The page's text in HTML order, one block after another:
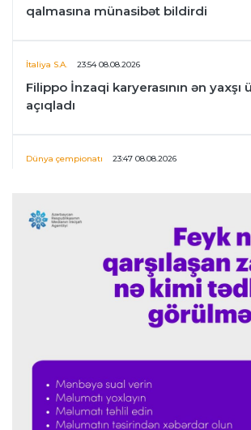
qalmasına münasibət bildirdi
İtaliya S.A. 23:54 08.08.2026
Filippo İnzaqi karyerasının ən yaxşı
açıqladı
Dünya çempionatı 23:47 08.08.2026
Donald Trampın oğlu Enes
planını dəstəklədi
“Ferrari”nin məni necə təhlil etdiyini
şoka düşdüm”